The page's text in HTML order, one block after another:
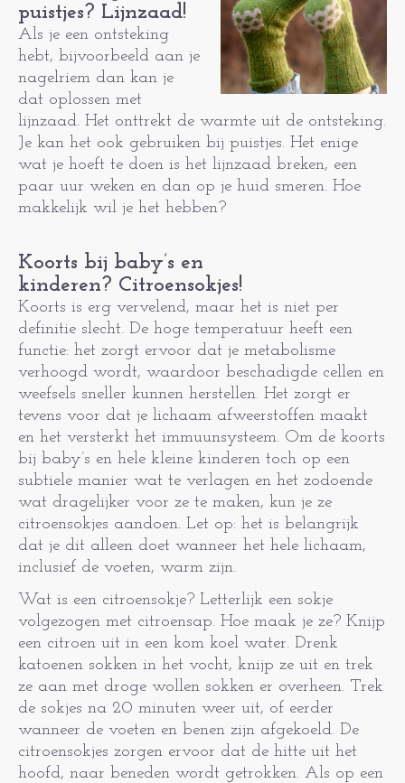
puistjes? Lijnzaad!
Als je een ontsteking
hebt, bijvoorbeeld aan je
nagelriem dan kan je
dat oplossen met
lijnzaad. Het onttrekt de warmte uit de ontsteking.
Je kan het ook gebruiken bij puistjes. Het enige
wat je hoeft te doen is het lijnzaad breken, een
paar uur weken en dan op je huid smeren. Hoe
makkelijk wil je het hebben?
Koorts bij baby’s en
kinderen? Citroensokjes!
Koorts is erg vervelend, maar het is niet per
definitie slecht. De hoge temperatuur heeft een
functie: het zorgt ervoor dat je metabolisme
verhoogd wordt, waardoor beschadigde cellen en
weefsels sneller kunnen herstellen. Het zorgt er
tevens voor dat je lichaam afweerstoffen maakt
en het versterkt het immuunsysteem. Om de koorts
bij baby’s en hele kleine kinderen toch op een
subtiele manier wat te verlagen en het zodoende
wat dragelijker voor ze te maken, kun je ze
citroensokjes aandoen. Let op: het is belangrijk
dat je dit alleen doet wanneer het hele lichaam,
inclusief de voeten, warm zijn.
Wat is een citroensokje? Letterlijk een sokje
volgezogen met citroensap. Hoe maak je ze? Knijp
een citroen uit in een kom koel water. Drenk
katoenen sokken in het vocht, knijp ze uit en trek
ze aan met droge wollen sokken er overheen. Trek
de sokjes na 20 minuten weer uit, of eerder
wanneer de voeten en benen zijn afgekoeld. De
citroensokjes zorgen ervoor dat de hitte uit het
hoofd, naar beneden wordt getrokken. Als op een